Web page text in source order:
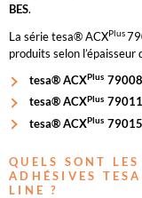
BES.
La série tesa® ACXPlus
produits selon l’épaisseur
tesa® ACXPlus 79008
tesa® ACXPlus 79011
tesa® ACXPlus 79015
QUELS SONT
ADHÉSIVES
LINE ?